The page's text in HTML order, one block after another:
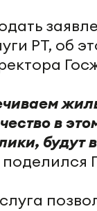
РТ, об
в
будут
поделился